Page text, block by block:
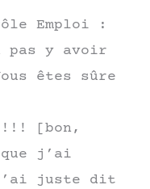
Emploi :
y avoir
êtes sûre
!!! [bon,
que j’ai
juste dit